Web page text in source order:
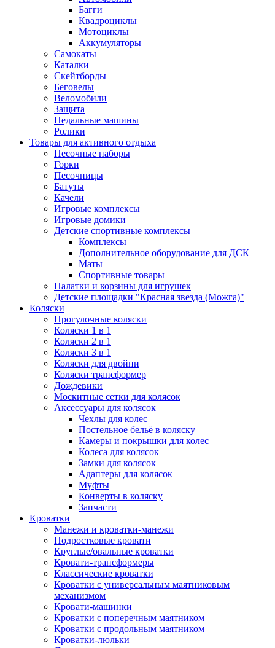
Багги
Квадроциклы
Мотоциклы
Аккумуляторы
Самокаты
Каталки
Скейтборды
Беговелы
Веломобили
Защита
Педальные машины
Ролики
Товары для активного отдыха
Песочные наборы
Горки
Песочницы
Батуты
Качели
Игровые комплексы
Игровые домики
Детские спортивные комплексы
Комплексы
Дополнительное оборудование для ДСК
Маты
Спортивные товары
Палатки и корзины для игрушек
Детские площадки "Красная звезда (Можга)"
Коляски
Прогулочные коляски
Коляски 1 в 1
Коляски 2 в 1
Коляски 3 в 1
Коляски для двойни
Коляски трансформер
Дождевики
Москитные сетки для колясок
Аксессуары для колясок
Чехлы для колес
Постельное бельё в коляску
Камеры и покрышки для колес
Колеса для колясок
Замки для колясок
Адаптеры для колясок
Муфты
Конверты в коляску
Запчасти
Кроватки
Манежи и кроватки-манежи
Подростковые кровати
Круглые/овальные кроватки
Кровати-трансформеры
Классические кроватки
Кроватки с универсальным маятниковым
механизмом
Кровати-машинки
Кроватки с поперечным маятником
Кроватки с продольным маятником
Кроватки-люльки